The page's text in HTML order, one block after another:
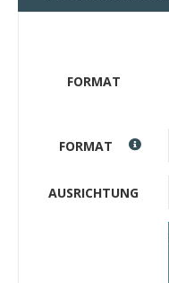
FORMAT
FORMAT
AUSRICHTUNG